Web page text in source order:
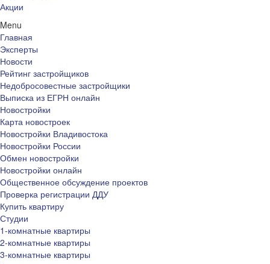
Акции
Menu
Главная
Эксперты
Новости
Рейтинг застройщиков
Недобросовестные застройщики
Выписка из ЕГРН онлайн
Новостройки
Карта новостроек
Новостройки Владивостока
Новостройки России
Обмен новостройки
Новостройки онлайн
Общественное обсуждение проектов
Проверка регистрации ДДУ
Купить квартиру
Студии
1-комнатные квартиры
2-комнатные квартиры
3-комнатные квартиры